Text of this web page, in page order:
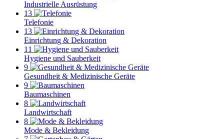
Industrielle Ausrüstung
13
Telefonie
13
Einrichtung & Dekoration
11
Hygiene und Sauberkeit
9
Gesundheit & Medizinische Geräte
9
Baumaschinen
8
Landwirtschaft
8
Mode & Bekleidung